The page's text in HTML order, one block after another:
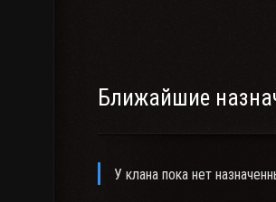
Ближайшие
У клана пока нет